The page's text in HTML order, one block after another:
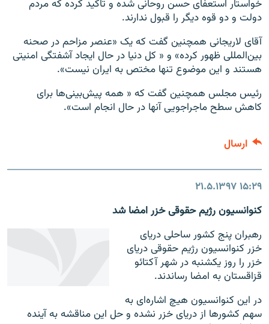
خواستار استعفای حسن روحانی شده و تاکید کرده که مردم
دولت و دو قوه دیگر را قبول ندارند.
آقای لاریجانی همچنین گفت که یک «عنصر مزاحم در صحنه
بین‌المللی ظهور کرده» و « کل دنیا در حال ایجاد آشفتگی امنیتی
هستند و این موضوع تنها مختص به ایران نیست».
رئیس مجلس همچنین گفت که « همه پیش‌بینی‌ها برای
کاهش سطح ماجراجویی آنها در حال انجام است».
ارسال
۱۵:۲۹۲۱.۵.۱۳۹۷
کنوانسیون رژیم حقوقی خزر امضا شد
رهبران پنج کشور ساحلی دریای
خزر کنوانسیون رژیم حقوقی دریای
خزر را روز یکشنبه در شهر آکتائو
قزاقستان به امضا رساندند.
در این کنوانسیون هیچ اشاره‌ای به
سهم کشورها از دریای خزر نشده و حل این مناقشه به آینده